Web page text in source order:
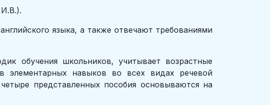
языка, а также отвечают требованиями
обучения школьников, учитывает возрастные
элементарных навыков во всех видах речевой
представленных пособия основываются на